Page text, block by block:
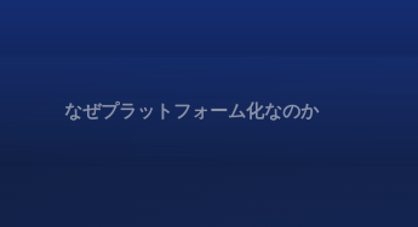
なぜプラットフォーム化なのか